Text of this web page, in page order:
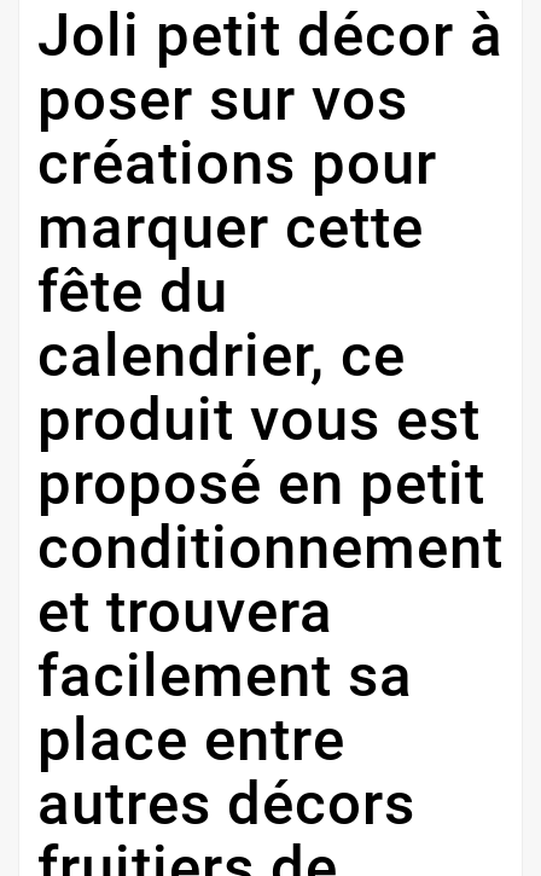
Joli petit décor à
poser sur vos
créations pour
marquer cette
fête du
calendrier, ce
produit vous est
proposé en petit
conditionnement
et trouvera
facilement sa
place entre
autres décors